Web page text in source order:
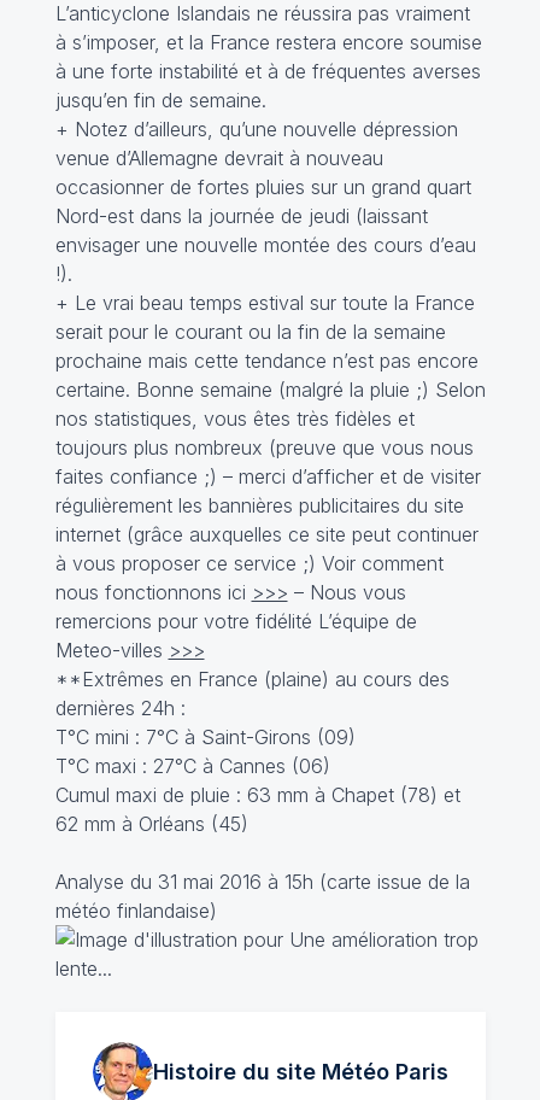
L’anticyclone Islandais ne réussira pas vraiment
à s’imposer, et la France restera encore soumise
à une forte instabilité et à de fréquentes averses
jusqu’en fin de semaine.
+ Notez d’ailleurs, qu’une nouvelle dépression
venue d’Allemagne devrait à nouveau
occasionner de fortes pluies sur un grand quart
Nord-est dans la journée de jeudi (laissant
envisager une nouvelle montée des cours d’eau
!).
+ Le vrai beau temps estival sur toute la France
serait pour le courant ou la fin de la semaine
prochaine mais cette tendance n’est pas encore
certaine. Bonne semaine (malgré la pluie ;) Selon
nos statistiques, vous êtes très fidèles et
toujours plus nombreux (preuve que vous nous
faites confiance ;) – merci d’afficher et de visiter
régulièrement les bannières publicitaires du site
internet (grâce auxquelles ce site peut continuer
à vous proposer ce service ;) Voir comment
nous fonctionnons ici >>> – Nous vous
remercions pour votre fidélité L’équipe de
Meteo-villes >>>
**Extrêmes en France (plaine) au cours des
dernières 24h :
T°C mini : 7°C à Saint-Girons (09)
T°C maxi : 27°C à Cannes (06)
Cumul maxi de pluie : 63 mm à Chapet (78) et
62 mm à Orléans (45)
Analyse du 31 mai 2016 à 15h (carte issue de la
météo finlandaise)
Histoire du site MétéoParis